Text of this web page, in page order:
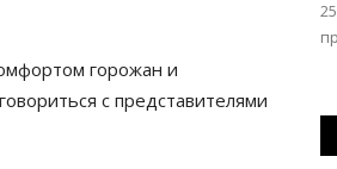
горожан и
с представителями